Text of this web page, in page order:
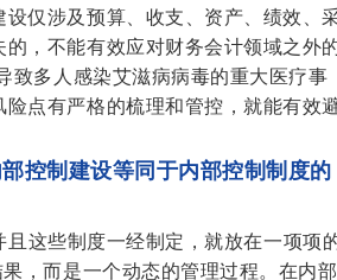
仅涉及预算、收支、资产、绩效、
，不能有效应对财务会计领域之外
致多人感染艾滋病病毒的重大医疗事
点有严格的梳理和管控，就能有效
控制建设等同于内部控制制度的
这些制度一经制定，就放在一项项
，而是一个动态的管理过程。在内部